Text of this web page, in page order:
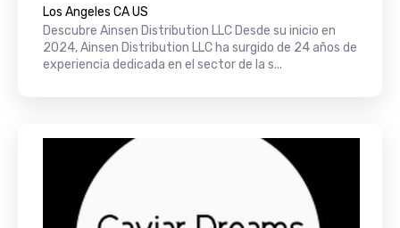
Los Angeles CA US
Descubre Ainsen Distribution LLC Desde su inicio en
2024, Ainsen Distribution LLC ha surgido de 24 años de
experiencia dedicada en el sector de la s...